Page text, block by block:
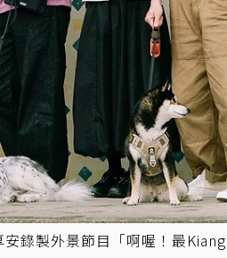
錄製外景節目「啊喔！最